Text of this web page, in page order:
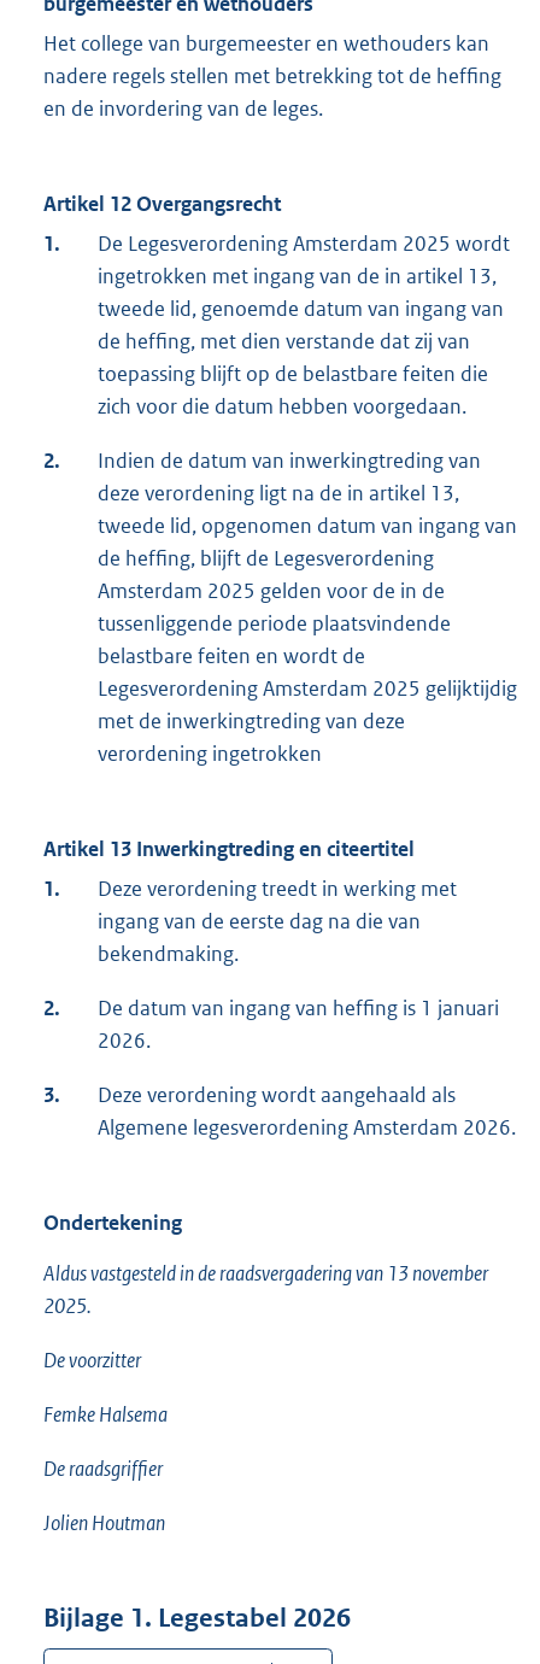
Het college van burgemeester en wethouders kan
nadere regels stellen met betrekking tot de heffing
en de invordering van de leges.
Artikel 12 Overgangsrecht
1.
De Legesverordening Amsterdam 2025 wordt
ingetrokken met ingang van de in artikel 13,
tweede lid, genoemde datum van ingang van
de heffing, met dien verstande dat zij van
toepassing blijft op de belastbare feiten die
zich voor die datum hebben voorgedaan.
2.
Indien de datum van inwerkingtreding van
deze verordening ligt na de in artikel 13,
tweede lid, opgenomen datum van ingang van
de heffing, blijft de Legesverordening
Amsterdam 2025 gelden voor de in de
tussenliggende periode plaatsvindende
belastbare feiten en wordt de
Legesverordening Amsterdam 2025 gelijktijdig
met de inwerkingtreding van deze
verordening ingetrokken
Artikel 13 Inwerkingtreding en citeertitel
1.
Deze verordening treedt in werking met
ingang van de eerste dag na die van
bekendmaking.
2.
De datum van ingang van heffing is 1 januari
2026.
3.
Deze verordening wordt aangehaald als
Algemene legesverordening Amsterdam 2026.
Ondertekening
Aldus vastgesteld in de raadsvergadering van 13 november
2025.
De voorzitter
Femke Halsema
De raadsgriffier
Jolien Houtman
Bijlage 1. Legestabel 2026